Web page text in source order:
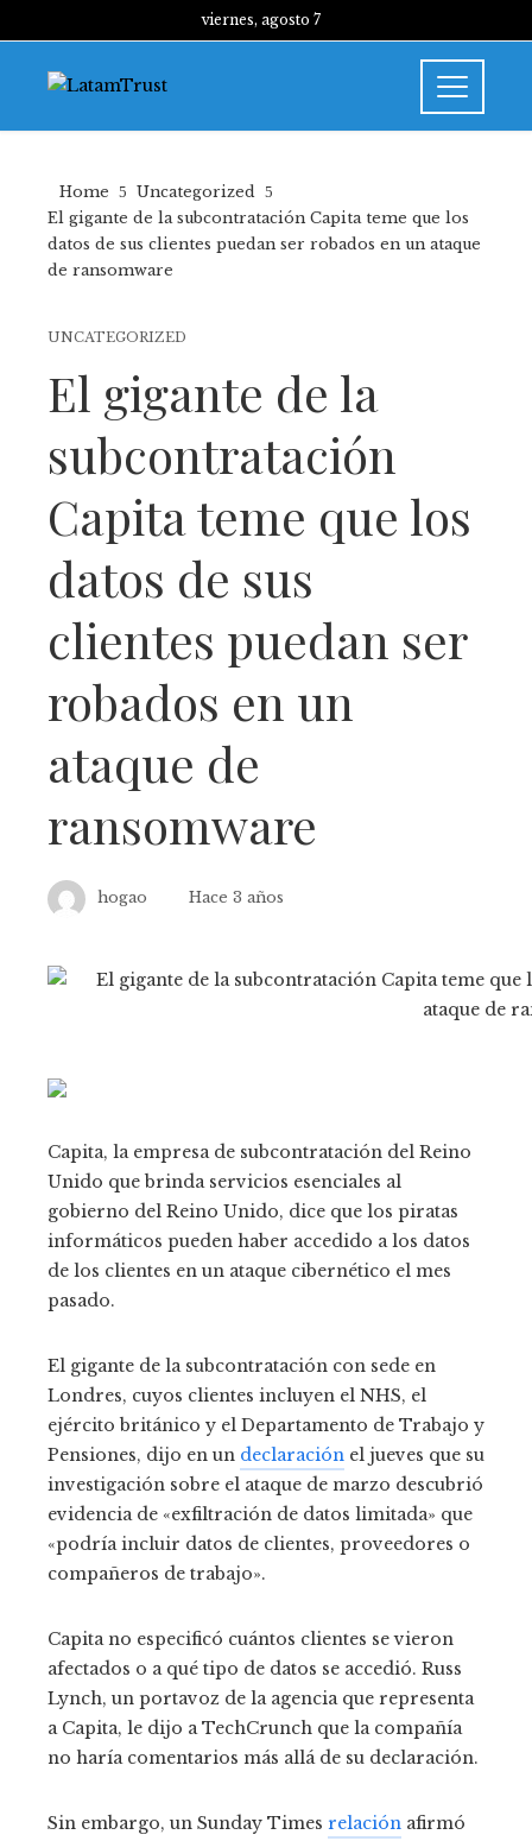
viernes, agosto 7
Home
Uncategorized
El gigante de la subcontratación Capita teme que los
datos de sus clientes puedan ser robados en un ataque
de ransomware
UNCATEGORIZED
El gigante de la
subcontratación
Capita teme que los
datos de sus
clientes puedan ser
robados en un
ataque de
ransomware
hogao Hace 3 años
Capita, la empresa de subcontratación del Reino
Unido que brinda servicios esenciales al
gobierno del Reino Unido, dice que los piratas
informáticos pueden haber accedido a los datos
de los clientes en un ataque cibernético el mes
pasado.
El gigante de la subcontratación con sede en
Londres, cuyos clientes incluyen el NHS, el
ejército británico y el Departamento de Trabajo y
Pensiones, dijo en un declaración el jueves que su
investigación sobre el ataque de marzo descubrió
evidencia de «exfiltración de datos limitada» que
«podría incluir datos de clientes, proveedores o
compañeros de trabajo».
Capita no especificó cuántos clientes se vieron
afectados o a qué tipo de datos se accedió. Russ
Lynch, un portavoz de la agencia que representa
a Capita, le dijo a TechCrunch que la compañía
no haría comentarios más allá de su declaración.
Sin embargo, un Sunday Times relación afirmó